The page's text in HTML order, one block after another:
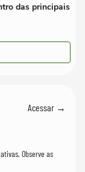
das principais
Acessar →
Observe as